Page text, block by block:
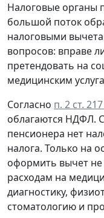
Налоговые органы
большой поток
налоговыми
вопросов: вправе
претендовать на
медицинским
Согласно п. 2 ст.
облагаются НДФЛ.
пенсионера нет
налога. Только на
оформить вычет
расходам на
диагностику,
стоматологию и